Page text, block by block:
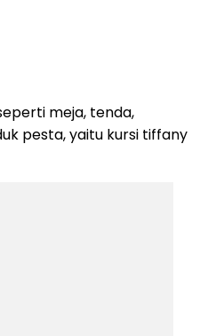
meja, tenda,
pesta, yaitu kursi tiffany